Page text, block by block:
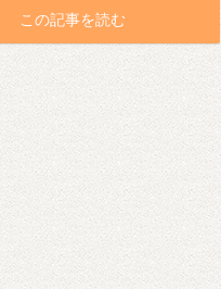
この記事を読む